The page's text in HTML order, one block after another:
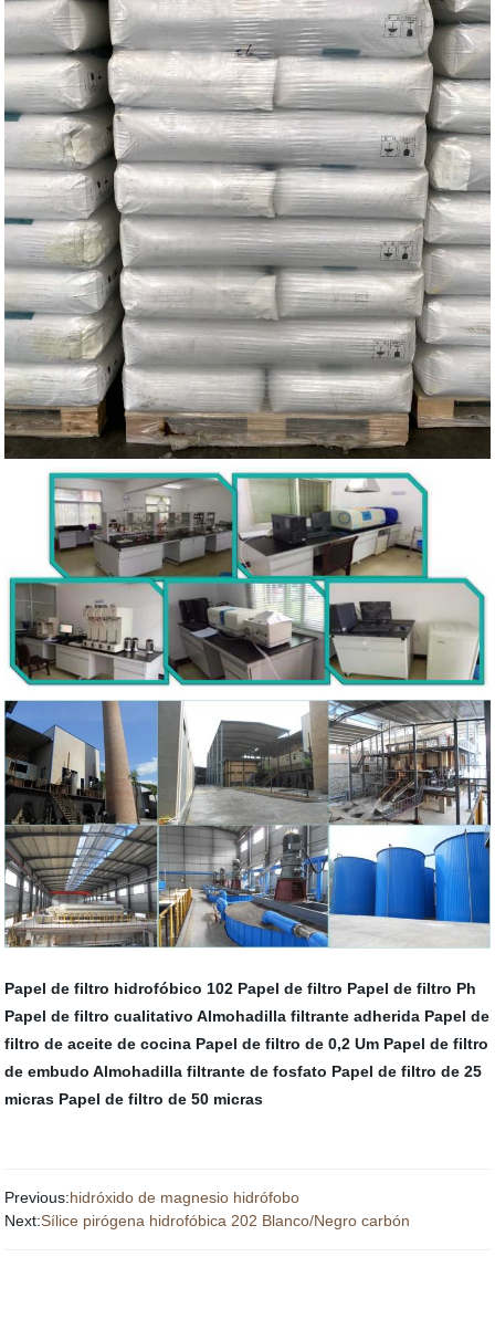
Papel de filtro hidrofóbico 102 Papel de filtro Papel de filtro Ph
Papel de filtro cualitativo Almohadilla filtrante adherida Papel de
filtro de aceite de cocina Papel de filtro de 0,2 Um Papel de filtro
de embudo Almohadilla filtrante de fosfato Papel de filtro de 25
micras Papel de filtro de 50 micras
Previous:hidróxido de magnesio hidrófobo
Next:Sílice pirógena hidrofóbica 202 Blanco/Negro carbón